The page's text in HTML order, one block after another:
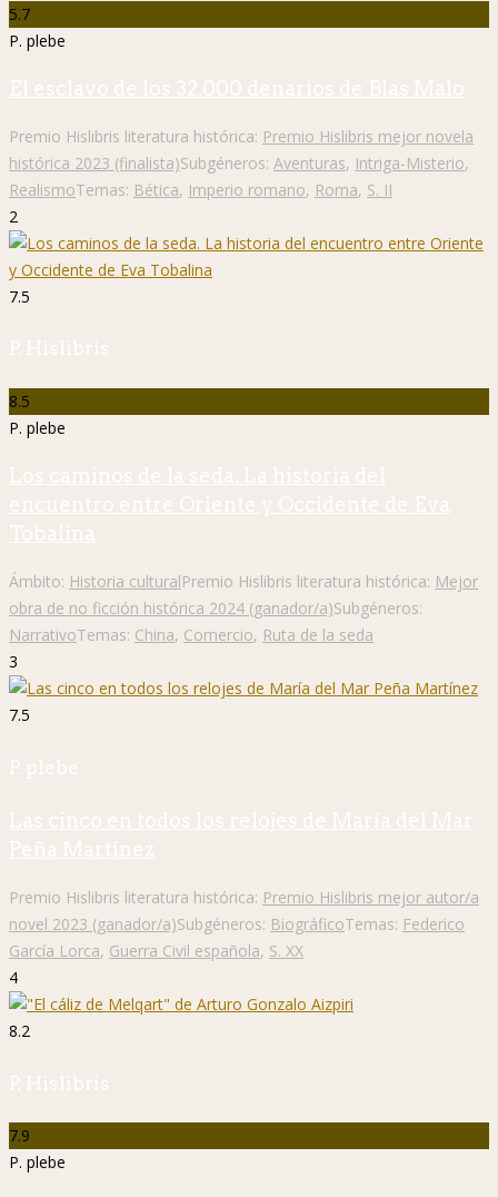
5.7
P. plebe
El esclavo de los 32.000 denarios de Blas Malo
Premio Hislibris literatura histórica: Premio Hislibris mejor novela
histórica 2023 (finalista)Subgéneros: Aventuras, Intriga-Misterio,
RealismoTemas: Bética, Imperio romano, Roma, S. II
2
7.5
P. Hislibris
8.5
P. plebe
Los caminos de la seda. La historia del
encuentro entre Oriente y Occidente de Eva
Tobalina
Ámbito: Historia culturalPremio Hislibris literatura histórica: Mejor
obra de no ficción histórica 2024 (ganador/a)Subgéneros:
NarrativoTemas: China, Comercio, Ruta de la seda
3
7.5
P. plebe
Las cinco en todos los relojes de María del Mar
Peña Martínez
Premio Hislibris literatura histórica: Premio Hislibris mejor autor/a
novel 2023 (ganador/a)Subgéneros: BiográficoTemas: Federico
García Lorca, Guerra Civil española, S. XX
4
8.2
P. Hislibris
7.9
P. plebe